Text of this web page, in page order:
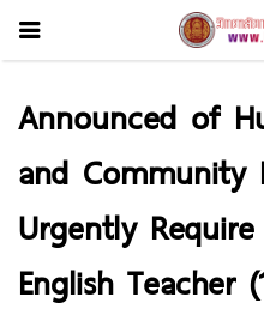
Announced of
and Community
Urgently
English Teacher